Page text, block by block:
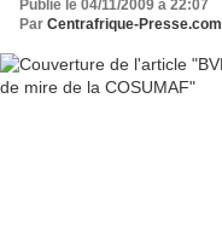
Publié le 04/11/2009 à 22:07
Par Centrafrique-Presse.com